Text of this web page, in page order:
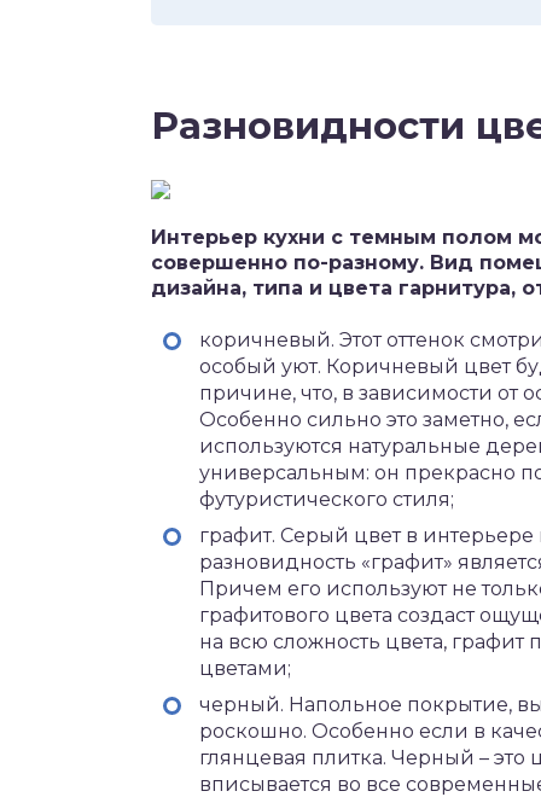
Разновидности
Интерьер кухни с темным полом
совершенно по-разному. Вид
дизайна, типа и цвета гарнитура,
коричневый. Этот оттенок
особый уют. Коричневый цвет
причине, что, в зависимости от
Особенно сильно это заметно,
используются натуральные
универсальным: он прекрасно
футуристического стиля;
графит. Серый цвет в интерьере
разновидность «графит»
Причем его используют не
графитового цвета создаст
на всю сложность цвета, графит
цветами;
черный. Напольное покрытие,
роскошно. Особенно если в
глянцевая плитка. Черный – это
вписывается во все